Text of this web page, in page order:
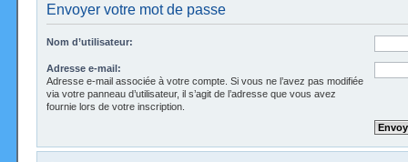
Envoyer votre mot de passe
Nom d’utilisateur:
Adresse e-mail:
Adresse e-mail associée à votre compte. Si vous ne l’avez pas modifiée
via votre panneau d’utilisateur, il s’agit de l’adresse que vous avez
fournie lors de votre inscription.